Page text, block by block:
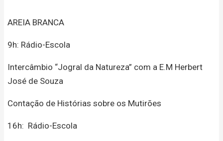
AREIA BRANCA
9h: Rádio-Escola
Intercâmbio “Jogral da Natureza” com a E.M Herbert
José de Souza
Contação de Histórias sobre os Mutirões
16h: Rádio-Escola